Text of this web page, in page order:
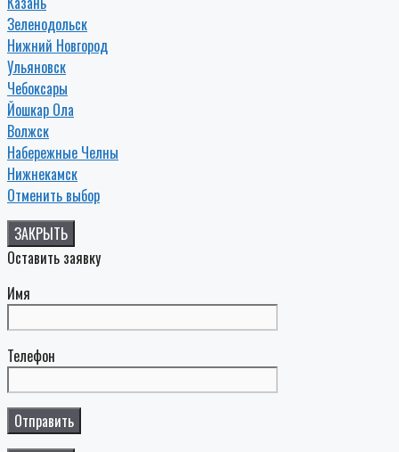
Зеленодольск
Нижний Новгород
Ульяновск
Чебоксары
Йошкар Ола
Волжск
Набережные Челны
Нижнекамск
Отменить выбор
ЗАКРЫТЬ
Оставить заявку
Имя
Телефон